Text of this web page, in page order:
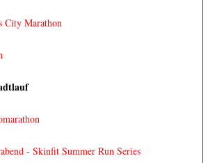
City Marathon
- Skinfit Summer Run Series